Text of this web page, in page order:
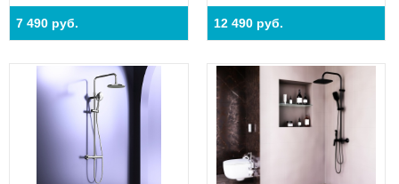
7 490 руб. 12 490 руб.